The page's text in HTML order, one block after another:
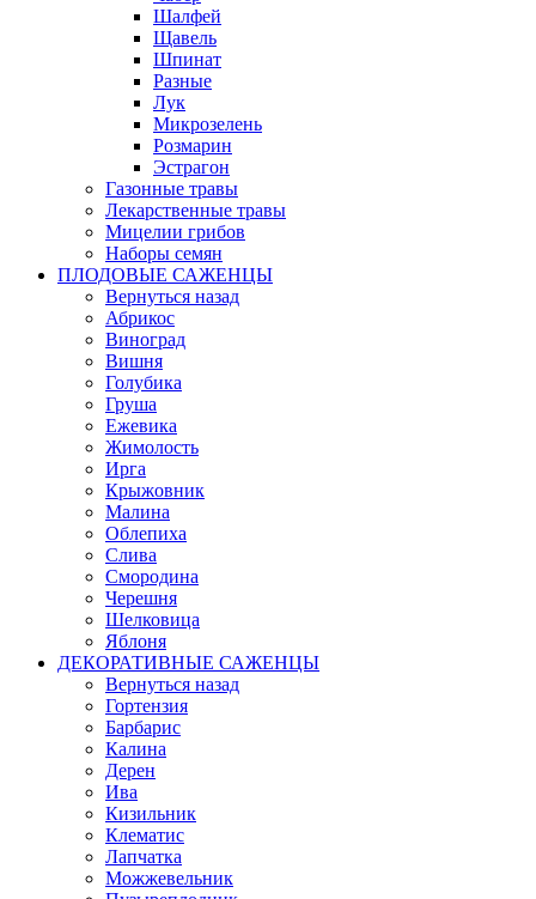
Шалфей
Щавель
Шпинат
Разные
Лук
Микрозелень
Розмарин
Эстрагон
Газонные травы
Лекарственные травы
Мицелии грибов
Наборы семян
ПЛОДОВЫЕ САЖЕНЦЫ
Вернуться назад
Абрикос
Виноград
Вишня
Голубика
Груша
Ежевика
Жимолость
Ирга
Крыжовник
Малина
Облепиха
Слива
Смородина
Черешня
Шелковица
Яблоня
ДЕКОРАТИВНЫЕ САЖЕНЦЫ
Вернуться назад
Гортензия
Барбарис
Калина
Дерен
Ива
Кизильник
Клематис
Лапчатка
Можжевельник